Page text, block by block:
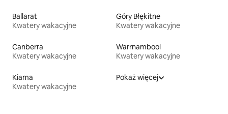
Ballarat
Kwatery wakacyjne
Góry Błękitne
Kwatery wakacyjne
Canberra
Kwatery wakacyjne
Warrnambool
Kwatery wakacyjne
Kiama
Kwatery wakacyjne
Pokaż więcej